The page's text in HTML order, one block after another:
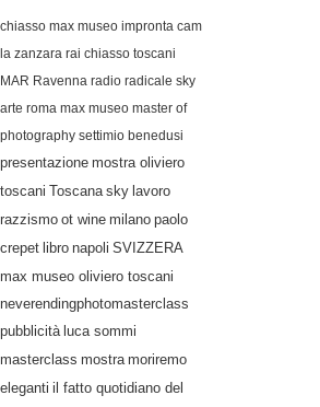
chiasso max museo impronta cam
la zanzara rai chiasso toscani
MAR Ravenna radio radicale sky
arte roma max museo master of
photography settimio benedusi
presentazione mostra oliviero
toscani
Toscana sky lavoro
razzismo ot wine milano paolo
crepet libro napoli SVIZZERA
max museo oliviero toscani
neverendingphotomasterclass
pubblicità luca sommi
masterclass mostra moriremo
eleganti il fatto quotidiano del